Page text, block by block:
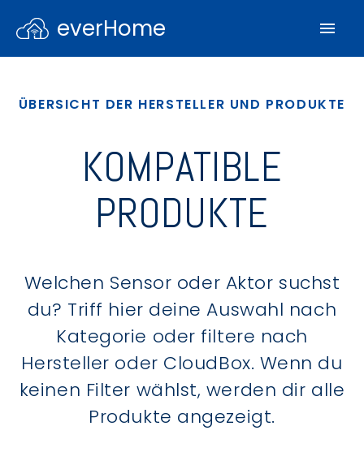
everHome
ÜBERSICHT DER HERSTELLER UND PRODUKTE
KOMPATIBLE
PRODUKTE
Welchen Sensor oder Aktor suchst
du? Triff hier deine Auswahl nach
Kategorie oder filtere nach
Hersteller oder CloudBox. Wenn du
keinen Filter wählst, werden dir alle
Produkte angezeigt.